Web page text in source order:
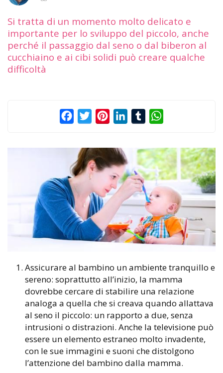
Si tratta di un momento molto delicato e
importante per lo sviluppo del piccolo, anche
perché il passaggio dal seno o dal biberon al
cucchiaino e ai cibi solidi può creare qualche
difficoltà
FacebookTwitterPinterestLinkedInTumblr
Assicurare al bambino un ambiente tranquillo e
sereno: soprattutto all’inizio, la mamma
dovrebbe cercare di stabilire una relazione
analoga a quella che si creava quando allattava
al seno il piccolo: un rapporto a due, senza
intrusioni o distrazioni. Anche la televisione può
essere un elemento estraneo molto invadente,
con le sue immagini e suoni che distolgono
l’attenzione del bambino dalla mamma.